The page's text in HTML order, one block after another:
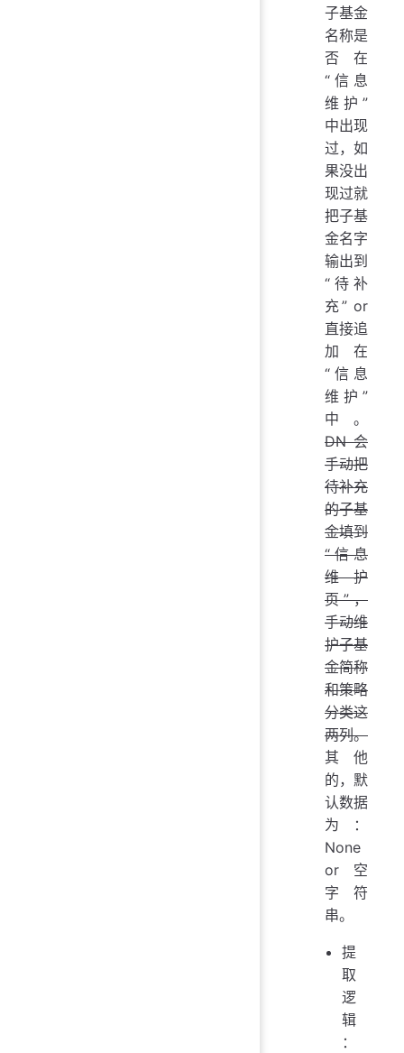
子基金
名称是
否在
“信息
维护”
中出现
过，如
果没出
现过就
把子基
金名字
输出到
“待补
充” or
直接追
加在
“信息
维护”
中。
DN 会
手动把
待补充
的子基
金填到
“信息
维护
页”，
手动维
护子基
金简称
和策略
分类这
两列。
其他
的，默
认数据
为：
None
or 空
字符
串。
提
取
逻
辑
：